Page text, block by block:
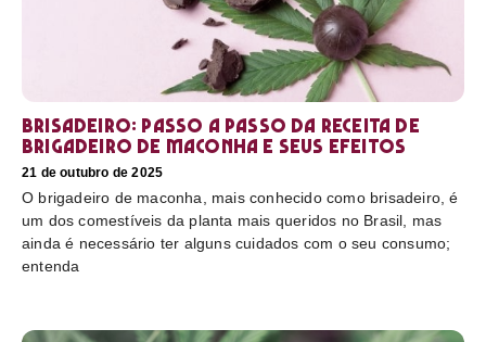
Brisadeiro: passo a passo da receita de
brigadeiro de maconha e seus efeitos
21 de outubro de 2025
O brigadeiro de maconha, mais conhecido como brisadeiro, é
um dos comestíveis da planta mais queridos no Brasil, mas
ainda é necessário ter alguns cuidados com o seu consumo;
entenda